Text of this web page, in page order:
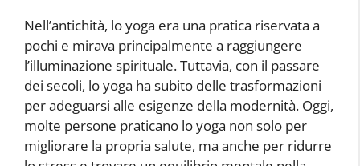
Nell’antichità, lo yoga era una pratica riservata a
pochi e mirava principalmente a raggiungere
l’illuminazione spirituale. Tuttavia, con il passare
dei secoli, lo yoga ha subito delle trasformazioni
per adeguarsi alle esigenze della modernità. Oggi,
molte persone praticano lo yoga non solo per
migliorare la propria salute, ma anche per ridurre